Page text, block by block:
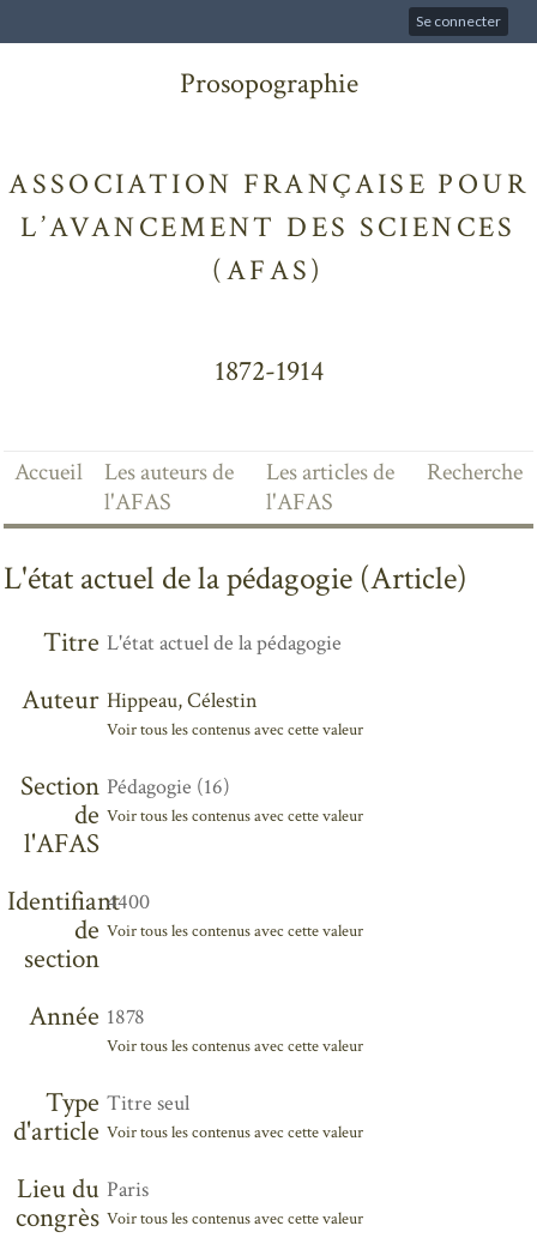
Se connecter
Prosopographie
ASSOCIATION FRANÇAISE POUR
L’AVANCEMENT DES SCIENCES
(AFAS)
1872-1914
Accueil
Les auteurs de
l'AFAS
Les articles de
l'AFAS
Recherche
L'état actuel de la pédagogie (Article)
Titre L'état actuel de la pédagogie
Auteur Hippeau, Célestin
Voir tous les contenus avec cette valeur
Section
de
l'AFAS
Pédagogie (16)
Voir tous les contenus avec cette valeur
Identifiant
de
section
4400
Voir tous les contenus avec cette valeur
Année 1878
Voir tous les contenus avec cette valeur
Type
d'article
Titre seul
Voir tous les contenus avec cette valeur
Lieu du
congrès
Paris
Voir tous les contenus avec cette valeur